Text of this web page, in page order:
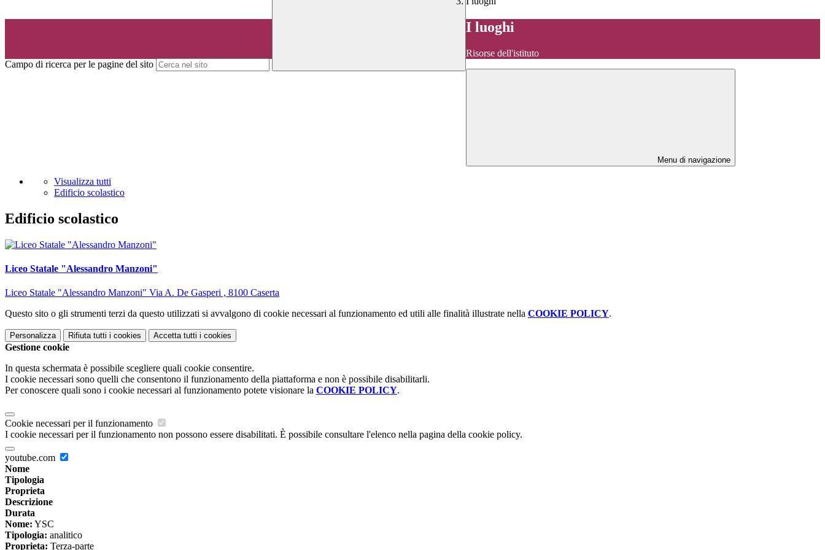
Campo di ricerca per le pagine del sito
I luoghi
Risorse dell'istituto
Menu di navigazione
Visualizza tutti
Edificio scolastico
Edificio scolastico
Liceo Statale "Alessandro Manzoni"
Liceo Statale "Alessandro Manzoni" Via A. De Gasperi , 8100 Caserta
Questo sito o gli strumenti terzi da questo utilizzati si avvalgono di cookie necessari al funzionamento ed utili alle finalità illustrate nella COOKIE POLICY.
Personalizza Rifiuta tutti i cookies Accetta tutti i cookies
Gestione cookie
In questa schermata è possibile scegliere quali cookie consentire.
I cookie necessari sono quelli che consentono il funzionamento della piattaforma e non è possibile disabilitarli.
Per conoscere quali sono i cookie necessari al funzionamento potete visionare la COOKIE POLICY.
Cookie necessari per il funzionamento
I cookie necessari per il funzionamento non possono essere disabilitati. È possibile consultare l'elenco nella pagina della cookie policy.
youtube.com
Nome
Tipologia
Proprieta
Descrizione
Durata
Nome: YSC
Tipologia: analitico
Proprieta: Terza-parte